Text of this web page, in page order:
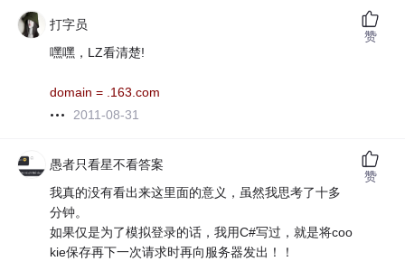
打字员
嘿嘿，LZ看清楚!
domain = .163.com
2011-08-31
赞
愚者只看星不看答案
我真的没有看出来这里面的意义，虽然我思考了十多
分钟。
如果仅是为了模拟登录的话，我用C#写过，就是将coo
kie保存再下一次请求时再向服务器发出！！
赞